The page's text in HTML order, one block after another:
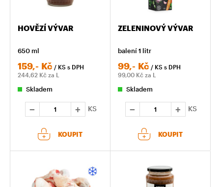
HOVĚZÍ VÝVAR
650 ml
159,- Kč / KS s DPH
244,62 Kč za L
Skladem
KS
KOUPIT
ZELENINOVÝ VÝVAR
balení 1 litr
99,- Kč / KS s DPH
99,00 Kč za L
Skladem
KS
KOUPIT